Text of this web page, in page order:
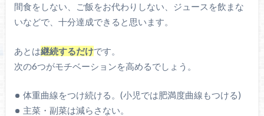
間食をしない、ご飯をお代わりしない、ジュースを飲まな
いなどで、十分達成できると思います。
あとは継続するだけです。
次の6つがモチベーションを高めるでしょう。
体重曲線をつけ続ける。(小児では肥満度曲線もつける)
主菜・副菜は減らさない。